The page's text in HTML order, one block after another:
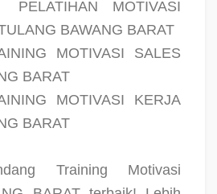
PELATIHAN MOTIVASI
BAWANG BARAT
MOTIVASI SALES
BARAT
MOTIVASI KERJA
BARAT
Training Motivasi